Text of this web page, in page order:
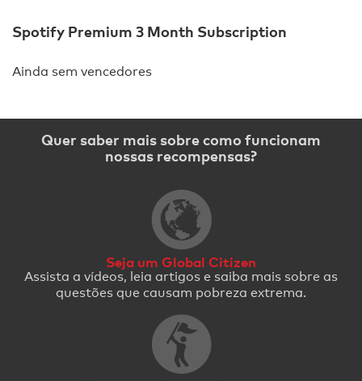
Spotify Premium 3 Month Subscription
Ainda sem vencedores
Quer saber mais sobre como funcionam
nossas recompensas?
Seja um Global Citizen
Assista a vídeos, leia artigos e saiba mais sobre as
questões que causam pobreza extrema.